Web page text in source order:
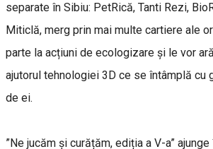
separate în Sibiu: PetRică, Tanti Rezi,
Miticlă, merg prin mai multe cartiere ale
parte la acțiuni de ecologizare și le vor
ajutorul tehnologiei 3D ce se întâmplă cu
de ei.
”Ne jucăm și curățăm, ediția a V-a”